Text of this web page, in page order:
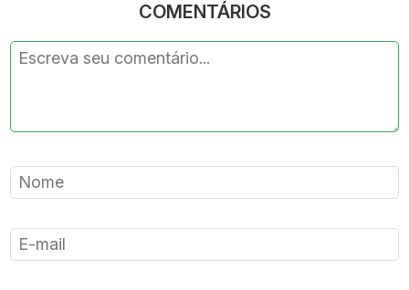
COMENTÁRIOS